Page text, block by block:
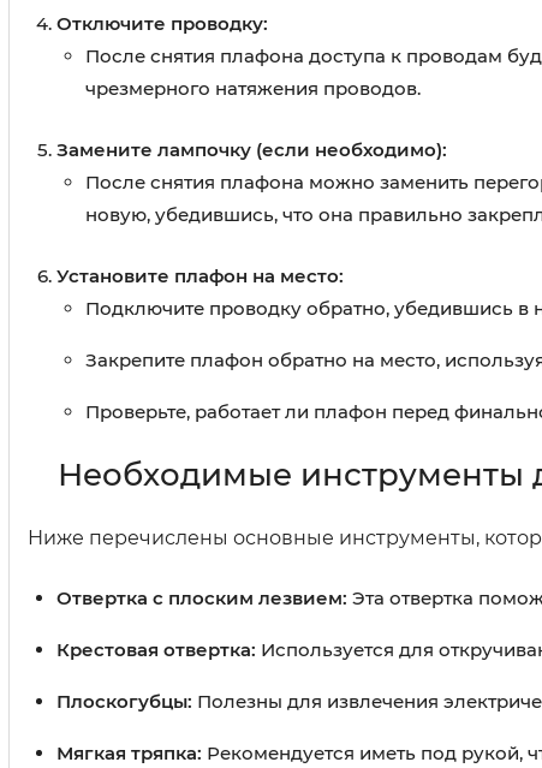
Отключите проводку:
После снятия плафона доступа к проводам
чрезмерного натяжения проводов.
Замените лампочку (если необходимо):
После снятия плафона можно заменить
новую, убедившись, что она правильно
Установите плафон на место:
Подключите проводку обратно, убедившись в
Закрепите плафон обратно на место,
Проверьте, работает ли плафон перед
Необходимые инструменты
Ниже перечислены основные инструменты,
Отвертка с плоским лезвием: Эта отвертка
Крестовая отвертка: Используется для
Плоскогубцы: Полезны для извлечения
Мягкая тряпка: Рекомендуется иметь под рукой,